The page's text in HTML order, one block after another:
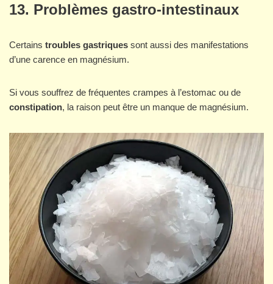
13. Problèmes gastro-intestinaux
Certains troubles gastriques sont aussi des manifestations
d’une carence en magnésium.
Si vous souffrez de fréquentes crampes à l’estomac ou de
constipation, la raison peut être un manque de magnésium.